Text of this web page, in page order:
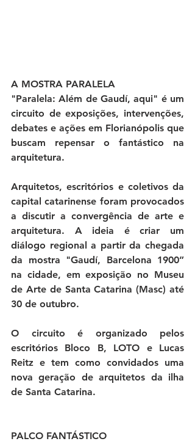
A MOSTRA PARALELA
"Paralela: Além de Gaudí, aqui" é um
circuito de exposições, intervenções,
debates e ações em Florianópolis que
buscam repensar o fantástico na
arquitetura.
Arquitetos, escritórios e coletivos da
capital catarinense foram provocados
a discutir a convergência de arte e
arquitetura. A ideia é criar um
diálogo regional a partir da chegada
da mostra "Gaudí, Barcelona 1900”
na cidade, em exposição no Museu
de Arte de Santa Catarina (Masc) até
30 de outubro.
O circuito é organizado pelos
escritórios Bloco B, LOTO e Lucas
Reitz e tem como convidados uma
nova geração de arquitetos da ilha
de Santa Catarina.
PALCO FANTÁSTICO